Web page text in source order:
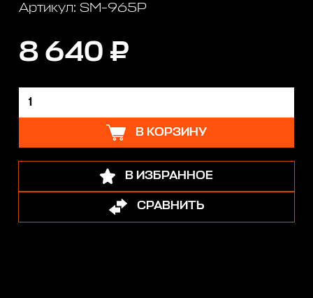
Артикул: SM-965P
8 640 ₽
В КОРЗИНУ
В ИЗБРАННОЕ
СРАВНИТЬ